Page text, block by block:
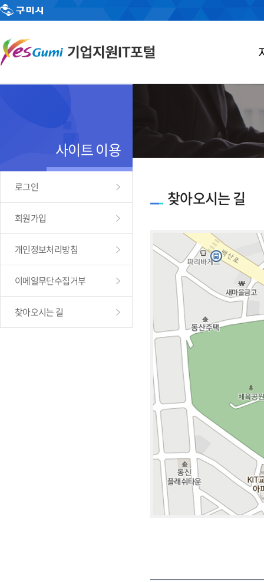
사이트 이용
로그인
회원가입
개인정보처리방침
이메일무단수집거부
찾아오시는 길
찾아오시는 길